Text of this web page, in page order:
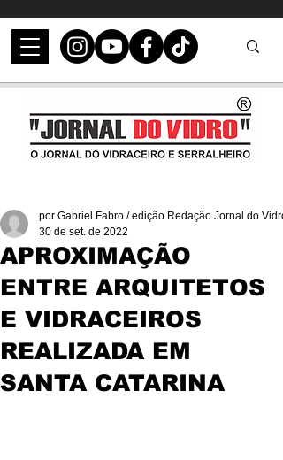
APROXIMAÇÃO
ENTRE ARQUITETOS
E VIDRACEIROS
REALIZADA EM
SANTA CATARINA
por Gabriel Fabro / edição Redação Jornal do Vidro
30 de set. de 2022